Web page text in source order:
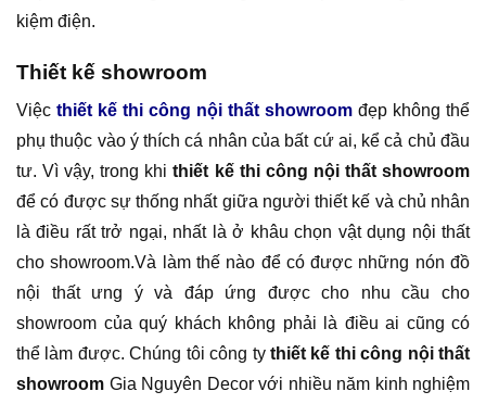
kiệm điện.
Thiết kế showroom
Việc thiết kế thi công nội thất showroom đẹp không thể
phụ thuộc vào ý thích cá nhân của bất cứ ai, kể cả chủ đầu
tư. Vì vậy, trong khithiết kế thi công nội thất showroom
để có được sự thống nhất giữa người thiết kế và chủ nhân
là điều rất trở ngại, nhất là ở khâu chọn vật dụng nội thất
cho showroom.Và làm thế nào để có được những nón đồ
nội thất ưng ý và đáp ứng được cho nhu cầu cho
showroom của quý khách không phải là điều ai cũng có
thể làm được. Chúng tôi công ty thiết kế thi công nội thất
showroom Gia Nguyên Decor với nhiều năm kinh nghiệm